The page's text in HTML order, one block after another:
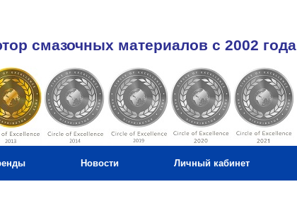
смазочных материалов c 2002 года
Новости Личный кабинет